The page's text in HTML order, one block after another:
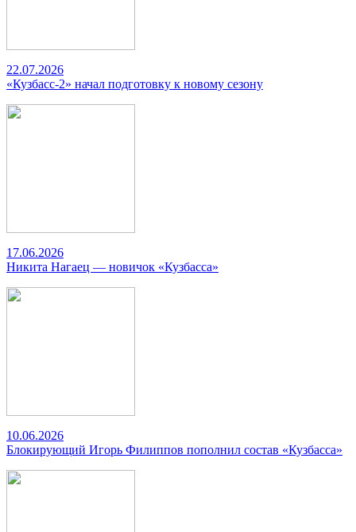
22.07.2026
«Кузбасс-2» начал подготовку к новому сезону
17.06.2026
Никита Нагаец — новичок «Кузбасса»
10.06.2026
Блокирующий Игорь Филиппов пополнил состав «Кузбасса»